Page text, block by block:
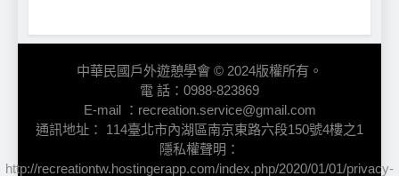
中華民國戶外遊憩學會 © 2024版權所有。
電 話：0988-823869
E-mail ：recreation.service@gmail.com
通訊地址： 114臺北市內湖區南京東路六段150號4樓之1
隱私權聲明：
http://recreationtw.hostingerapp.com/index.php/2020/01/01/privacy-